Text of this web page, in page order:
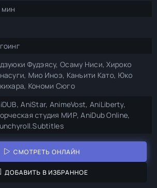
мин
Фудэясу, Осаму Ниси, Хироко
Мио Иноэ, Канъити Като, Юко
Кономи Сюго
AniStar, AnimeVost, AniLiberty,
студия МИР, AniDub Online,
СМОТРЕТЬ ОНЛАЙН
ДОБАВИТЬ В ИЗБРАННОЕ